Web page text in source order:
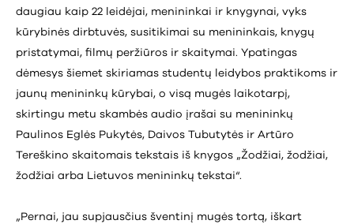
daugiau kaip 22 leidėjai, menininkai ir knygynai, vyks
kūrybinės dirbtuvės, susitikimai su menininkais, knygų
pristatymai, filmų peržiūros ir skaitymai. Ypatingas
dėmesys šiemet skiriamas studentų leidybos praktikoms ir
jaunų menininkų kūrybai, o visą mugės laikotarpį,
skirtingu metu skambės audio įrašai su menininkų
Paulinos Eglės Pukytės, Daivos Tubutytės ir Artūro
Tereškino skaitomais tekstais iš knygos „Žodžiai, žodžiai,
žodžiai arba Lietuvos menininkų tekstai“.
„Pernai, jau supjausčius šventinį mugės tortą, iškart